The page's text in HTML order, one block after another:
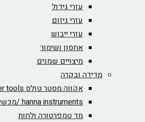
עזרי גידול
עזרי גיזום
עזרי ייבוש
אחסון ושימור
מיצויים שמנים
מדידה ובקרה
אקווה מסטר טולס Aqua Master tools
hanna instruments /מכשירים האנה
מד טמפרטורה ולחות